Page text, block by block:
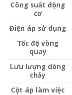
Công suất động
cơ
Điện áp sử dụng
Tốc độ vòng
quay
Lưu lượng dòng
chảy
Cột áp làm việc